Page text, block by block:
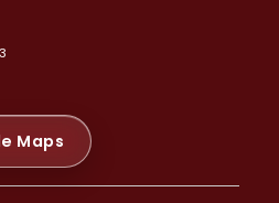
>
>
Hilir >
Maps